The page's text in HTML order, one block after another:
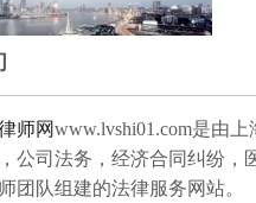
师网www.lvshi01.com是由
公司法务，经济合同纠纷，
团队组建的法律服务网站。